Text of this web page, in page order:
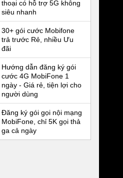
thoại có hỗ trợ 5G không
siêu nhanh
30+ gói cước Mobifone
trả trước Rẻ, nhiều Ưu
đãi
Hướng dẫn đăng ký gói
cước 4G MobiFone 1
ngày - Giá rẻ, tiện lợi cho
người dùng
Đăng ký gói gọi nội mạng
MobiFone, chỉ 5K gọi thả
ga cả ngày